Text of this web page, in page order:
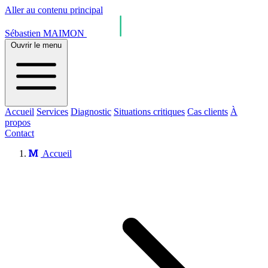
Aller au contenu principal
Sébastien MAIMON
Ouvrir le menu
Accueil Services Diagnostic Situations critiques Cas clients À
propos
Contact
Accueil